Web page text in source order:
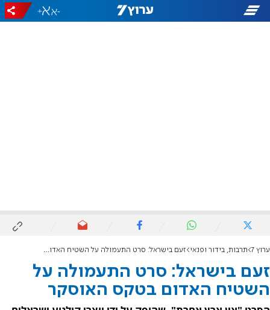
-
+
ערוץ 7 תרבות, בידור ופנאי זעם בישראל: סרט התעמולה על השטיח האדום בטקס האוסקר
זעם בישראל: סרט התעמולה על
השטיח האדום בטקס האוסקר